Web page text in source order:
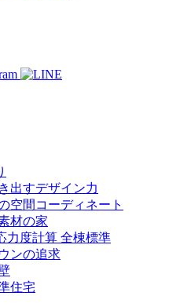
出すデザイン力
空間コーディネート
材の家
力度計算 全棟標準
ンの追求
住宅